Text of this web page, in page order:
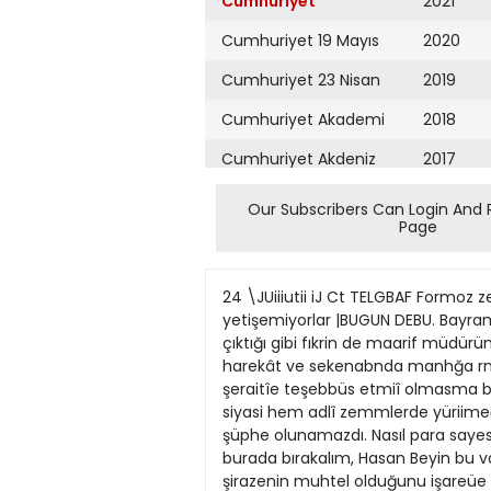
Cumhuriyet 19 Mayıs
Cumhuriyet 23 Nisan
Cumhuriyet Akademi
Cumhuriyet Akdeniz
Cumhuriyet Alışveriş
Cumhuriyet Ankara
Cumhuriyet Büyük
Taaruz
Cumhuriyet
Cumartesi
Cumhuriyet Çevre
2020
2019
2018
2017
2016
2015
2013
2012
2011
2010
2009
Our Subscribers Can Login And
Page
24 \JUiiiutii iJ Ct TELGBAF Formoz zelzelesinln tüyler ürpertici tafsilâtı Bazı yerlerde ölenler okadar çok kî kaîan lar cenazeleri kaldırmaya yetişemiyorlar |BUGUN DEBU. Bayram etmiyenîer Eski andaçlardan TEVFİK NEVZAD Halid Ziya Uçaklıgil kil eden para maarif veznesinden çıktığı gibi fıkrin de maarif müdüründcn çıktığmda şüphe kalmıyordu. Yalnız Emrullah Efendi kadar muhakeme sinde isabet, bütün harekât ve sekenabnda manhğa rmıtabakat kabilinden frtri vasıflan müsellem, hakim meşrebinde bir adamm bu çıîgınlığa ve bu şeraitîe teşebbüs etmiî olmasma bir izah bulmak mümkün defildi. Hakikaten öğrenildi ki hükumetçe haklannda yapıîan takıb hem siyasi hem adlî zemmlerde yüriimeğe başlamrşb ve siyasî takib akamete ugrasa bile adîî takrbm onlan gerisin geriye çevireceğinde şüphe olunamazdı. Nasıl para sayesinde gidebilmişlerse gene o para dolayısile avdet edeceklerdi. Ve öyle oldu. Emrullah Efendiyi burada bırakalım, Hasan Beyin bu vak'adan sonra memîekelinde huzur ve rahatınm, mesleğinin, bütün mevcudiyetine müteallik şirazenin muhtel olduğunu işareüe iktifa edelim. Tevfik Nevzada gelince bugüne kadar uzaktan yakındaa tanıdığım binlerce insan enmuzecleri arasında zekâsının müstesna yüksekligi, vicdanının bir çocuk masumiyeti kadar temizliğı. liyakat ve iktidaroun her tnıişkül vazifeyi bir oyuncak mesabesinde telâkki edecek kadar derinliğüe onun ayannda addedilecek pek az şahsiyete musadif oldum. îfte bu müstesna adam bugünden itibaren Abdülhamid idaresinin kancasuıa takılnuş oldu, ve bu kancayı orada burada vakit vakit tahrik eden garezin. hasedin, kinin, ve kiilâh kapmak sevdasının elleri ozanarak hayab arük bedbaht safhalar geçirmeğe mahkum olaa biçareyi hapisten hapise, menfadan menfaya atb; arasıra tevakkuf devreleri oldu; bu müselsel işkencenin lusa uzun fasıla lannda guya öldürülmek için hançer lenen bir mazlumu biraz daha dirilsin, biraz daha canlansın da tekrar öldürülmeğe başlansın diye ona nefes almak, tuyun üstüne çıkmak. tekrar kendisini derleyip toplayıp önünde gülümsemeğe başlıyaa mes'ud bir yaşayışa doğru tekrar koşuyor görünce bir daha yakalıyarak oradaa «raya sürüklediler; tekrar bir mekkâre semeri üstünde memleketi bir baştan bir başa geçirterek şifa kabul ebniyecek bir hastalığa uğrattılar, iki kolunda iki kişiyi yerden kaldınp dakikalarca hıtacak kadar bir kayadan yaratılmif zannolunan vucudünü yıprattılar, çürüttüler, nihayet ilertuar bir yerini bırakmadıktan sonra bir ta?ra zindanma atblar. Ve bir gün, bu, hayat kabiliyetini çoktan kaybetmiş